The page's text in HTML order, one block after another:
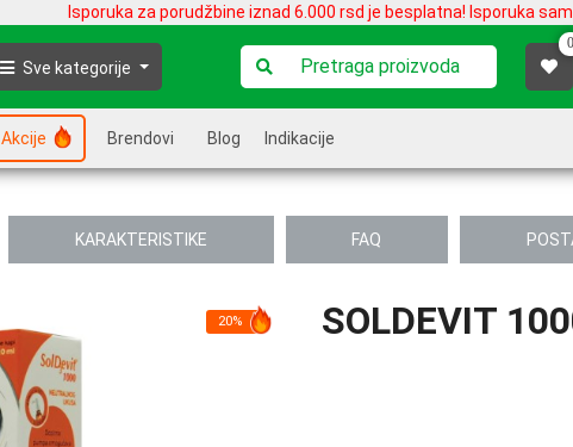
Isporuka za porudžbine iznad 6.000 rsd je besplatna! Isporuka
Sve kategorije
0
Akcije Brendovi Blog Indikacije
KARAKTERISTIKE FAQ
20% SOLDEVIT